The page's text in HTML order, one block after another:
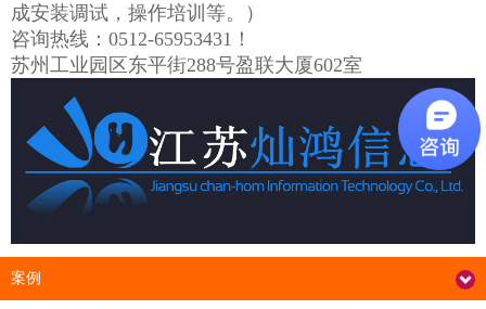
成安装调试，操作培训等。）
咨询热线：0512-65953431！
苏州工业园区东平街288号盈联大厦602室
案例